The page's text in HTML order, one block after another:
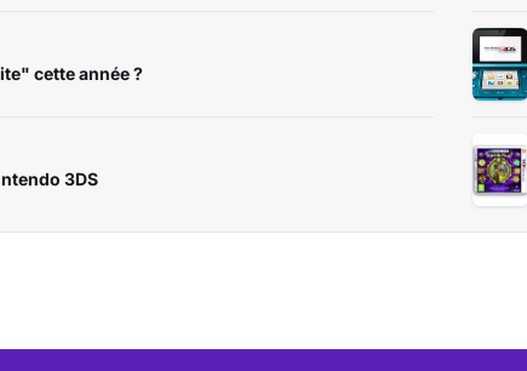
cette année ?
3DS